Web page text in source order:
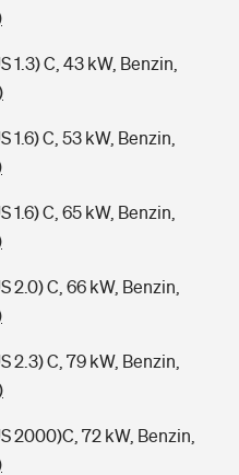
1.3) C, 43 kW, Benzin,
1.6) C, 53 kW, Benzin,
1.6) C, 65 kW, Benzin,
2.0) C, 66 kW, Benzin,
2.3) C, 79 kW, Benzin,
2000)C, 72 kW, Benzin,